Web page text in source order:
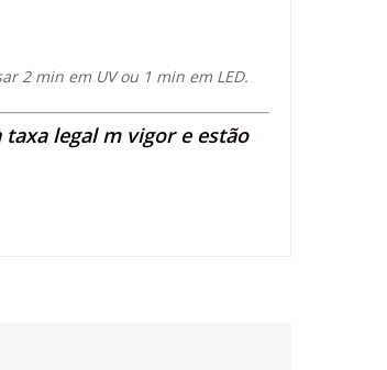
2 min em UV ou 1 min em LED.
legal m vigor e estão